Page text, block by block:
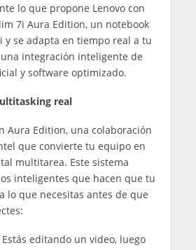
lo que propone Lenovo con
7i Aura Edition, un notebook
y se adapta en tiempo real a tu
integración inteligente de
y software optimizado.
real
Aura Edition, una colaboración
que convierte tu equipo en
multitarea. Este sistema
inteligentes que hacen que tu
lo que necesitas antes de que
Estás editando un video, luego